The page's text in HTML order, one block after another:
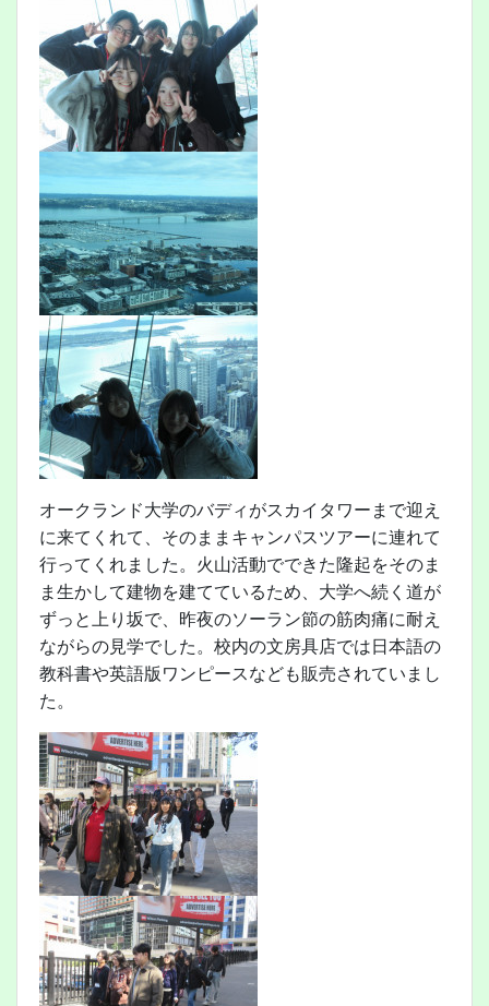
オークランド大学のバディがスカイタワーまで迎え
に来てくれて、そのままキャンパスツアーに連れて
行ってくれました。火山活動でできた隆起をそのま
ま生かして建物を建てているため、大学へ続く道が
ずっと上り坂で、昨夜のソーラン節の筋肉痛に耐え
ながらの見学でした。校内の文房具店では日本語の
教科書や英語版ワンピースなども販売されていまし
た。